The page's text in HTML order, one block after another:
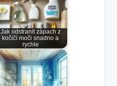
Jak odstranit zápach z
kočičí moči snadno a
rychle